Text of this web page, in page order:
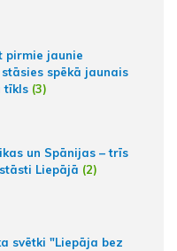
pirmie jaunie
spēkā jaunais
tīkls (3)
un Spānijas – trīs
Liepājā (2)
svētki "Liepāja bez